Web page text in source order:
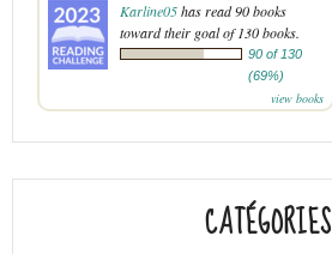
Karline05has read 90 books
toward their goal of 130 books.
90 of 130
(69%)
view books
CATÉGORIES